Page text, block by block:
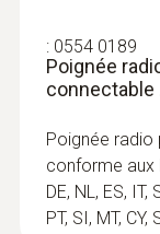
0602 0393
Sonde
de type K)
Temps de
grâce à
: 0554 0189
Poignée
connectable
Poignée
conforme aux
DE, NL, ES, IT,
PT, SI, MT, CY,